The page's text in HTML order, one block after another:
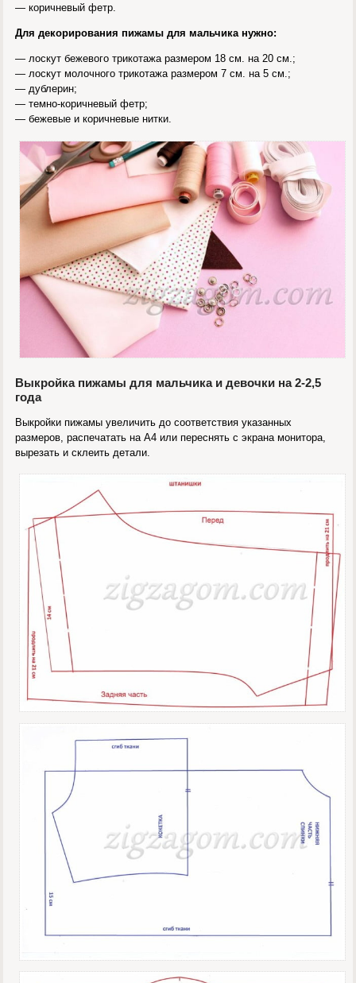
— коричневый фетр.
Для декорирования пижамы для мальчика нужно:
— лоскут бежевого трикотажа размером 18 см. на 20 см.;
— лоскут молочного трикотажа размером 7 см. на 5 см.;
— дублерин;
— темно-коричневый фетр;
— бежевые и коричневые нитки.
Выкройка пижамы для мальчика и девочки на 2-2,5
года
Выкройки пижамы увеличить до соответствия указанных
размеров, распечатать на А4 или переснять с экрана монитора,
вырезать и склеить детали.